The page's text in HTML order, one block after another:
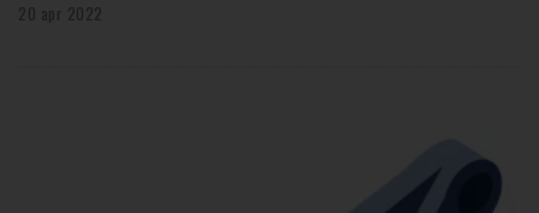
20 apr 2022